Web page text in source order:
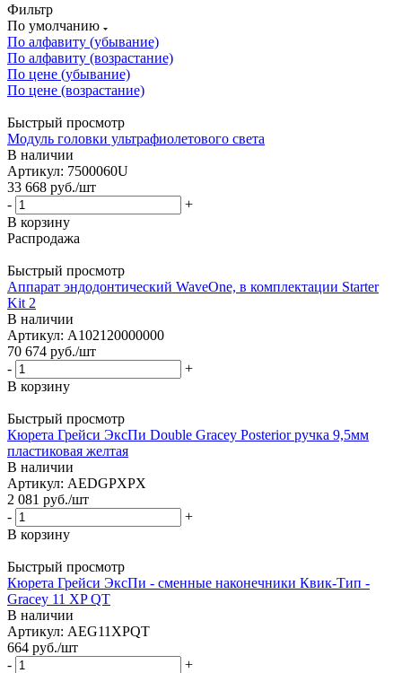
Фильтр
По умолчанию
По алфавиту (убывание)
По алфавиту (возрастание)
По цене (убывание)
По цене (возрастание)
Быстрый просмотр
Модуль головки ультрафиолетового света
В наличии
Артикул: 7500060U
33 668 руб./шт
-
+
В корзину
Распродажа
Быстрый просмотр
Аппарат эндодонтический WaveOne, в комплектации Starter
Kit 2
В наличии
Артикул: A102120000000
70 674 руб./шт
-
+
В корзину
Быстрый просмотр
Кюрета Грейси ЭксПи Double Gracey Posterior ручка 9,5мм
пластиковая желтая
В наличии
Артикул: AEDGPXPX
2 081 руб./шт
-
+
В корзину
Быстрый просмотр
Кюрета Грейси ЭксПи - сменные наконечники Квик-Тип -
Gracey 11 XP QT
В наличии
Артикул: AEG11XPQT
664 руб./шт
-
+